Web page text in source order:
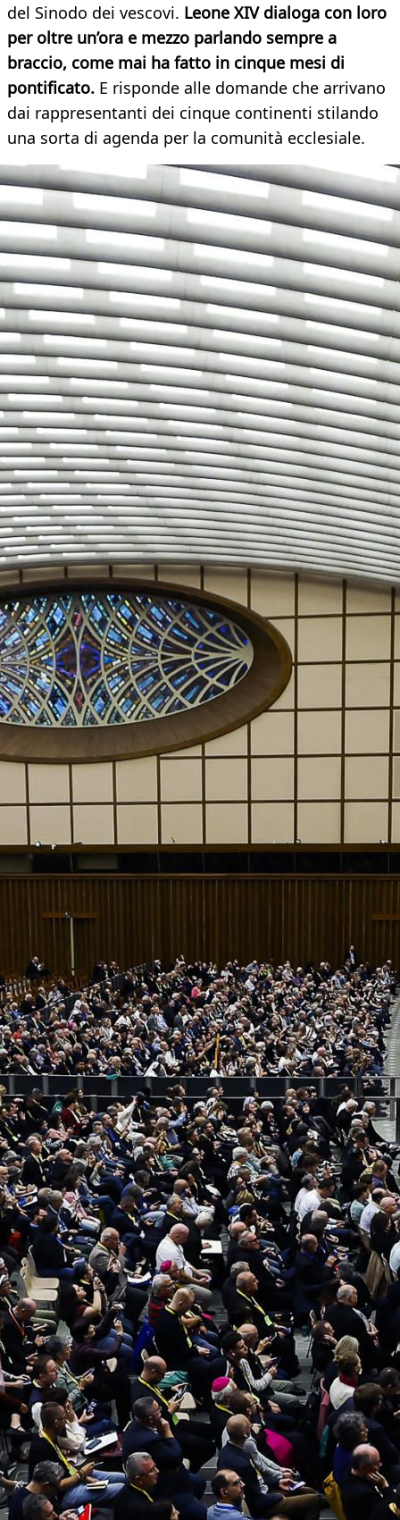
del Sinodo dei vescovi. Leone XIV dialoga con loro
per oltre un’ora e mezzo parlando sempre a
braccio, come mai ha fatto in cinque mesi di
pontificato. E risponde alle domande che arrivano
dai rappresentanti dei cinque continenti stilando
una sorta di agenda per la comunità ecclesiale.